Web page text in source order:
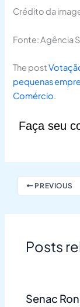
Crédito da
Fonte: Agência
The post
pequenas
Comércio.
Faça seu
PREVIOUS
Posts
Senac